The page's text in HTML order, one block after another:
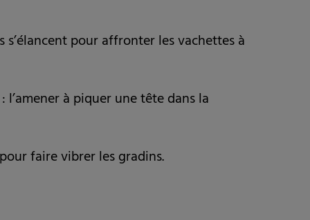
pour affronter les vachettes à
à piquer une tête dans la
faire vibrer les gradins.